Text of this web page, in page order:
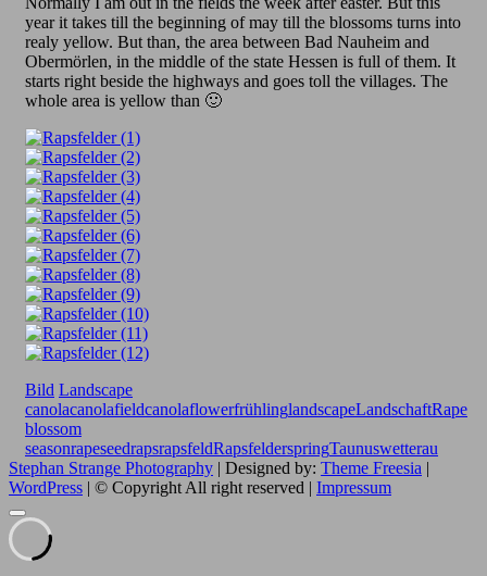
year it takes till the beginning of may till the blossoms turns into
realy yellow. But than, the area between Bad Nauheim and
Obermörlen, in the middle of the state Hessen is full of them. It
starts right beside the highways and goes toll the villages. The
whole area is yellow than 🙂
Bild Landscape
canolacanolafieldcanolaflowerfrühlinglandscapeLandschaftRape
blossom
seasonrapeseedrapsrapsfeldRapsfelderspringTaunuswetterau
Stephan Strange Photography | Designed by: Theme Freesia |
WordPress | © Copyright All right reserved | Impressum